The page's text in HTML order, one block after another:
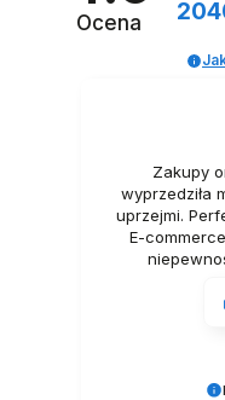
Ocena
Zakupy
wyprzedziła
uprzejmi.
E-